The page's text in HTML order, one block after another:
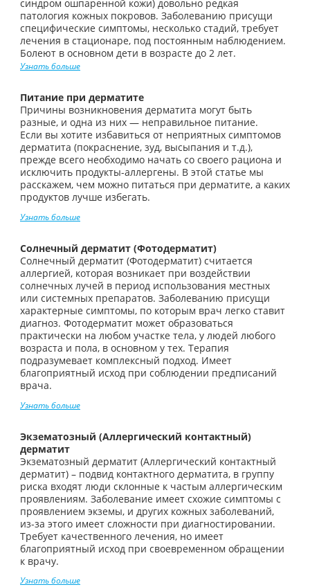
синдром ошпаренной кожи) довольно редкая
патология кожных покровов. Заболеванию присущи
специфические симптомы, несколько стадий, требует
лечения в стационаре, под постоянным наблюдением.
Болеют в основном дети в возрасте до 2 лет.
Узнать больше
Питание при дерматите
Причины возникновения дерматита могут быть
разные, и одна из них — неправильное питание.
Если вы хотите избавиться от неприятных симптомов
дерматита (покраснение, зуд, высыпания и т.д.),
прежде всего необходимо начать со своего рациона и
исключить продукты-аллергены. В этой статье мы
расскажем, чем можно питаться при дерматите, а каких
продуктов лучше избегать.
Узнать больше
Солнечный дерматит (Фотодерматит)
Солнечный дерматит (Фотодерматит) считается
аллергией, которая возникает при воздействии
солнечных лучей в период использования местных
или системных препаратов. Заболеванию присущи
характерные симптомы, по которым врач легко ставит
диагноз. Фотодерматит может образоваться
практически на любом участке тела, у людей любого
возраста и пола, в основном у тех. Терапия
подразумевает комплексный подход. Имеет
благоприятный исход при соблюдении предписаний
врача.
Узнать больше
Экзематозный (Аллергический контактный)
дерматит
Экзематозный дерматит (Аллергический контактный
дерматит) – подвид контактного дерматита, в группу
риска входят люди склонные к частым аллергическим
проявлениям. Заболевание имеет схожие симптомы с
проявлением экземы, и других кожных заболеваний,
из-за этого имеет сложности при диагностировании.
Требует качественного лечения, но имеет
благоприятный исход при своевременном обращении
к врачу.
Узнать больше